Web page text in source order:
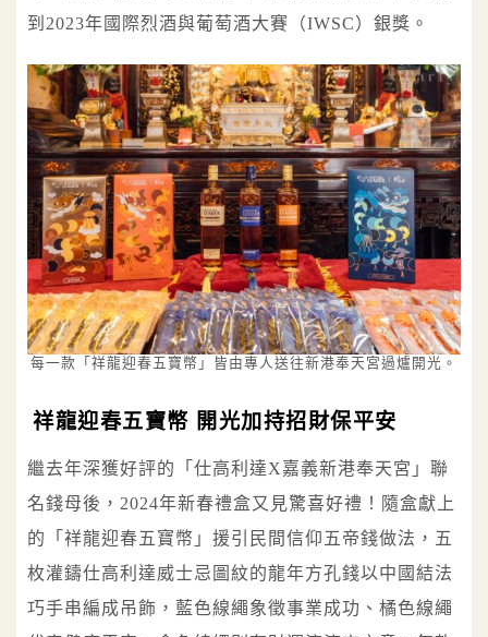
到2023年國際烈酒與葡萄酒大賽（IWSC）銀獎。
每一款「祥龍迎春五寶幣」皆由專人送往新港奉天宮過爐開光。
祥龍迎春五寶幣 開光加持招財保平安
繼去年深獲好評的「仕高利達X嘉義新港奉天宮」聯
名錢母後，2024年新春禮盒又見驚喜好禮！隨盒獻上
的「祥龍迎春五寶幣」援引民間信仰五帝錢做法，五
枚灌鑄仕高利達威士忌圖紋的龍年方孔錢以中國結法
巧手串編成吊飾，藍色線繩象徵事業成功、橘色線繩